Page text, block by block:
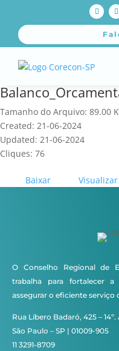
Tamanho do Arquivo: 89.00
Created: 21-06-2024
Updated: 21-06-2024
Cliques: 76
Baixar Visualizar
O Conselho Regional de
trabalha para fortalecer
assegurar o eficiente serviço
Rua Líbero Badaró, 425 –
São Paulo – SP | 01009-905
11 3291-8709